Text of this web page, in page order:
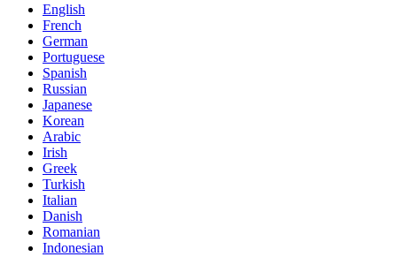
English
French
German
Portuguese
Spanish
Russian
Japanese
Korean
Arabic
Irish
Greek
Turkish
Italian
Danish
Romanian
Indonesian